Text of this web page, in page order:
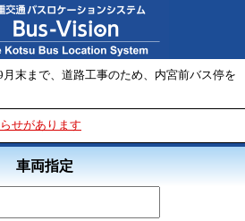
月末まで、道路工事のため、内宮前バス停を
せがあります
車両指定